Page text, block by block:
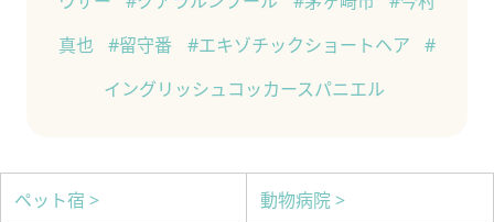
真也
#留守番 #エキゾチックショートヘア
#
イングリッシュコッカースパニエル
ペット宿 > 動物病院 >